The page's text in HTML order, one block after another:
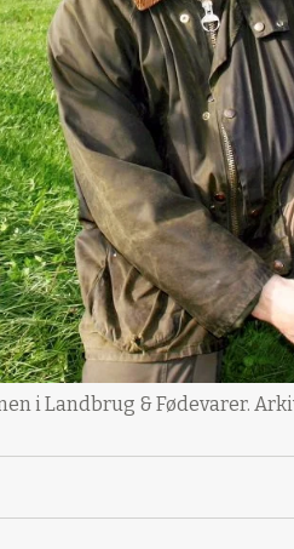
i Landbrug & Fødevarer.